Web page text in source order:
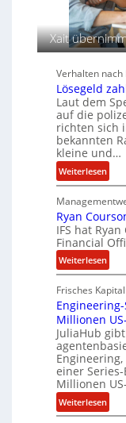
u
f
d
r
S
p
u
r
h
A
g
e
c
y
a
r
b
e
i
t
e
n
z
u
s
a
m
m
e
n
Xait
Verhalten
Lösegeld
Laut dem
auf die
richten sich
bekannten
kleine und…
Weiterlesen:
L
ö
s
e
g
e
l
d
z
a
h
l
e
n
i
s
Ryan
IFS hat
Financial
Weiterlesen:
R
y
a
n
C
o
u
r
s
o
Frisches
Millionen
JuliaHub
einer
Millionen
Weiterlesen:
E